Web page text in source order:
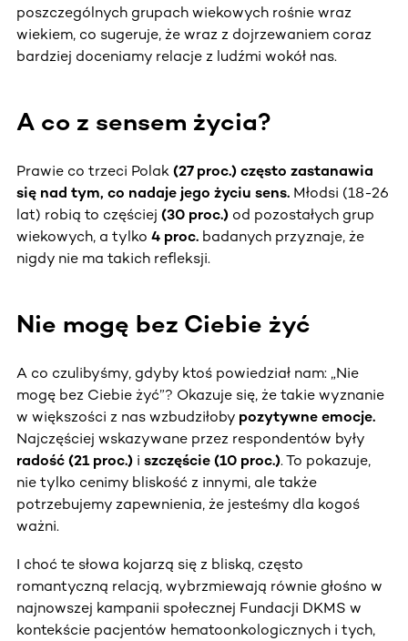
poszczególnych grupach wiekowych rośnie wraz
wiekiem, co sugeruje, że wraz z dojrzewaniem coraz
bardziej doceniamy relacje z ludźmi wokół nas.
A co z sensem życia?
Prawie co trzeci Polak (27 proc.) często zastanawia
się nad tym, co nadaje jego życiu sens. Młodsi (18-26
lat) robią to częściej (30 proc.) od pozostałych grup
wiekowych, a tylko 4 proc. badanych przyznaje, że
nigdy nie ma takich refleksji.
Nie mogę bez Ciebie żyć
A co czulibyśmy, gdyby ktoś powiedział nam: „Nie
mogę bez Ciebie żyć”? Okazuje się, że takie wyznanie
w większości z nas wzbudziłoby pozytywne emocje.
Najczęściej wskazywane przez respondentów były
radość (21 proc.) i szczęście (10 proc.). To pokazuje,
nie tylko cenimy bliskość z innymi, ale także
potrzebujemy zapewnienia, że jesteśmy dla kogoś
ważni.
I choć te słowa kojarzą się z bliską, często
romantyczną relacją, wybrzmiewają równie głośno w
najnowszej kampanii społecznej Fundacji DKMS w
kontekście pacjentów hematoonkologicznych i tych,